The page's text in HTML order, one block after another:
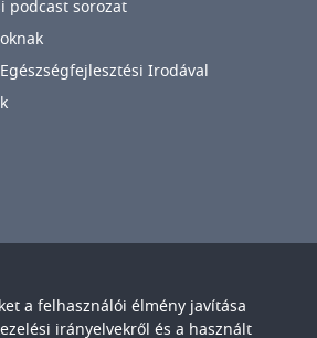
a felhasználói élmény javítása
irányelvekről és a használt
podcast sorozat
Irodával
Vármegyei